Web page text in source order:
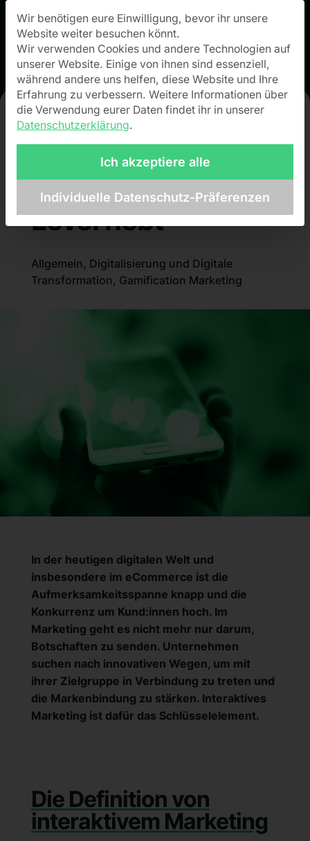
Wie interaktives
Marketing deine
Marke auf neue
Level hebt
Allgemein , Digitalisierung und Digitale
Transformation , Gamification Marketing
In der heutigen digitalen Welt und
insbesondere im eCommerce ist die
Aufmerksamkeitsspanne knapp und die
Konkurrenz um Kund:innen hoch. Im
Marketing geht es nicht mehr nur darum,
Botschaften zu senden. Unternehmen
suchen nach innovativen Wegen, um mit
ihrer Zielgruppe in Verbindung zu treten und
die Markenbindung zu stärken. Interaktives
Marketing ist dafür das Schlüsselelement.
Die Definition von
interaktivem Marketing
Datenschutz-Präferenz
Wir benötigen eure Einwilligung, bevor ihr unsere
Website weiter besuchen könnt.
Wir verwenden Cookies und andere Technologien auf
unserer Website. Einige von ihnen sind essenziell,
während andere uns helfen, diese Website und Ihre
Erfahrung zu verbessern. Weitere Informationen über
die Verwendung eurer Daten findet ihr in unserer
Datenschutzerklärung.
Ich akzeptiere alle
Individuelle Datenschutz-Präferenzen